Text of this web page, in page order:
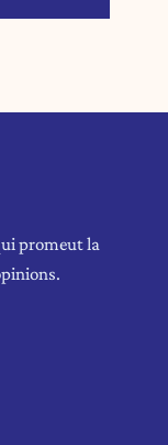
promeut la